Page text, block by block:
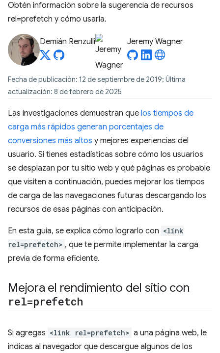
Obtén información sobre la sugerencia de recursos
rel=prefetch y cómo usarla.
Demián Renzulli Jeremy Wagner
Fecha de publicación: 12 de septiembre de 2019; Última
actualización: 8 de febrero de 2025
Las investigaciones demuestran que los tiempos de
carga más rápidos generan porcentajes de
conversiones más altos y mejores experiencias del
usuario. Si tienes estadísticas sobre cómo los usuarios
se desplazan por tu sitio web y qué páginas es probable
que visiten a continuación, puedes mejorar los tiempos
de carga de las navegaciones futuras descargando los
recursos de esas páginas con anticipación.
En esta guía, se explica cómo lograrlo con <link
rel=prefetch> , que te permite implementar la carga
previa de forma eficiente.
Mejora el rendimiento del sitio con
rel=prefetch
Si agregas <link rel=prefetch> a una página web, le
indicas al navegador que descargue algunos de los